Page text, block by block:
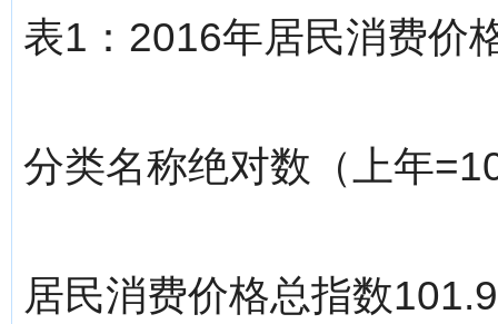
表1：2016年居民消费价
分类名称绝对数（上年
居民消费价格总指数101.9